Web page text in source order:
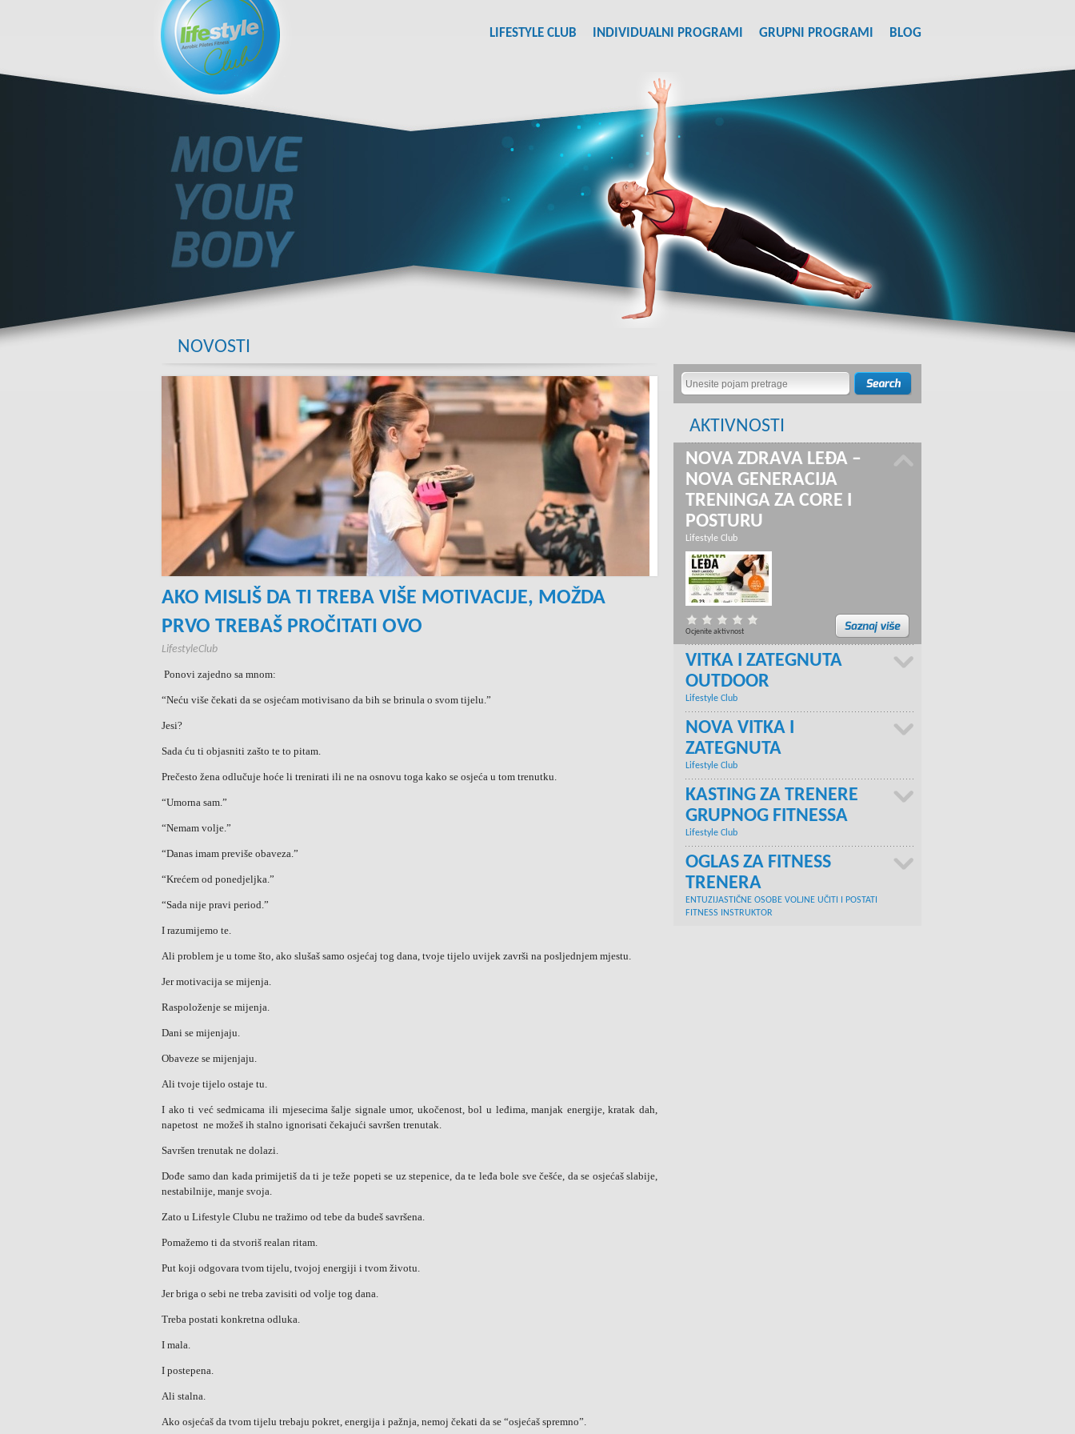
LIFESTYLE CLUB INDIVIDUALNI PROGRAMI GRUPNI PROGRAMI BLOG
NOVOSTI
AKO MISLIŠ DA TI TREBA VIŠE MOTIVACIJE, MOŽDA
PRVO TREBAŠ PROČITATI OVO
LifestyleClub
Ponovi zajedno sa mnom:
“Neću više čekati da se osjećam motivisano da bih se brinula o svom tijelu.”
Jesi?
Sada ću ti objasniti zašto te to pitam.
Prečesto žena odlučuje hoće li trenirati ili ne na osnovu toga kako se osjeća u tom trenutku.
“Umorna sam.”
“Nemam volje.”
“Danas imam previše obaveza.”
“Krećem od ponedjeljka.”
“Sada nije pravi period.”
I razumijemo te.
Ali problem je u tome što, ako slušaš samo osjećaj tog dana, tvoje tijelo uvijek završi na posljednjem mjestu.
Jer motivacija se mijenja.
Raspoloženje se mijenja.
Dani se mijenjaju.
Obaveze se mijenjaju.
Ali tvoje tijelo ostaje tu.
I ako ti već sedmicama ili mjesecima šalje signale umor, ukočenost, bol u leđima, manjak energije, kratak dah,
napetost ne možeš ih stalno ignorisati čekajući savršen trenutak.
Savršen trenutak ne dolazi.
Dođe samo dan kada primijetiš da ti je teže popeti se uz stepenice, da te leđa bole sve češće, da se osjećaš slabije,
nestabilnije, manje svoja.
Zato u Lifestyle Clubu ne tražimo od tebe da budeš savršena.
Pomažemo ti da stvoriš realan ritam.
Put koji odgovara tvom tijelu, tvojoj energiji i tvom životu.
Jer briga o sebi ne treba zavisiti od volje tog dana.
Treba postati konkretna odluka.
I mala.
I postepena.
Ali stalna.
Ako osjećaš da tvom tijelu trebaju pokret, energija i pažnja, nemoj čekati da se “osjećaš spremno”.
AKTIVNOSTI
NOVA ZDRAVA LEĐA –
NOVA GENERACIJA
TRENINGA ZA CORE I
POSTURU
Lifestyle Club
Ocjenite aktivnost
VITKA I ZATEGNUTA
OUTDOOR
Lifestyle Club
NOVA VITKA I
ZATEGNUTA
Lifestyle Club
KASTING ZA TRENERE
GRUPNOG FITNESSA
Lifestyle Club
OGLAS ZA FITNESS
TRENERA
ENTUZIJASTIČNE OSOBE VOLJNE UČITI I POSTATI
FITNESS INSTRUKTOR